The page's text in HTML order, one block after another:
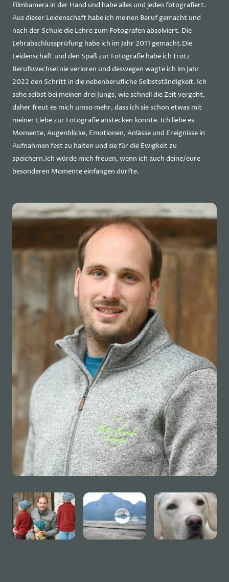
Filmkamera in der Hand und habe alles und jeden fotografiert.
Aus dieser Leidenschaft habe ich meinen Beruf gemacht und
nach der Schule die Lehre zum Fotografen absolviert. Die
Lehrabschlussprüfung habe ich im Jahr 2011 gemacht.Die
Leidenschaft und den Spaß zur Fotografie habe ich trotz
Berufswechsel nie verloren und deswegen wagte ich im Jahr
2022 den Schritt in die nebenberufliche Selbstständigkeit. Ich
sehe selbst bei meinen drei Jungs, wie schnell die Zeit vergeht,
daher freut es mich umso mehr, dass ich sie schon etwas mit
meiner Liebe zur Fotografie anstecken konnte. Ich liebe es
Momente, Augenblicke, Emotionen, Anlässe und Ereignisse in
Aufnahmen fest zu halten und sie für die Ewigkeit zu
speichern.Ich würde mich freuen, wenn ich auch deine/eure
besonderen Momente einfangen dürfte.